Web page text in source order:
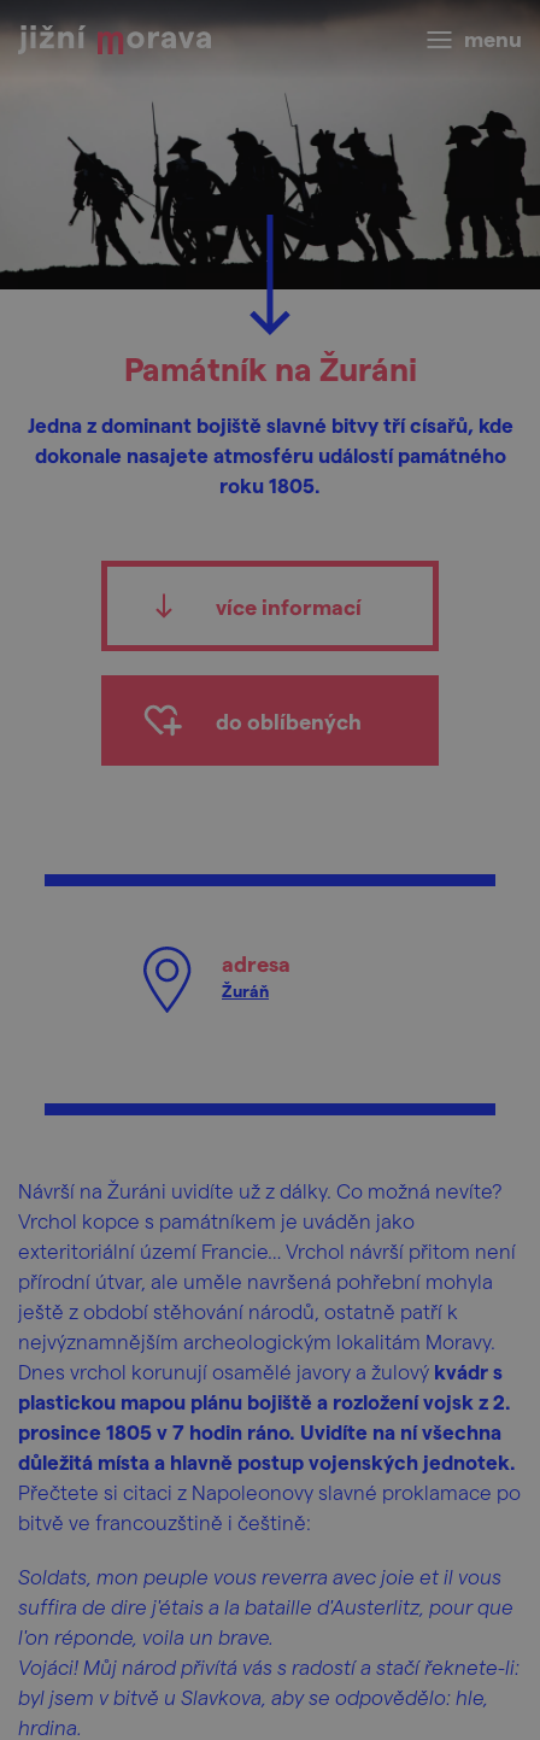
menu
Památník na Žuráni
Jedna z dominant bojiště slavné bitvy tří císařů, kde
dokonale nasajete atmosféru událostí památného
roku 1805.
více informací
do oblíbených
adresa
Žuráň
Návrší na Žuráni uvidíte už z dálky. Co možná nevíte?
Vrchol kopce s památníkem je uváděn jako
exteritoriální území Francie… Vrchol návrší přitom není
přírodní útvar, ale uměle navršená pohřební mohyla
ještě z období stěhování národů, ostatně patří k
nejvýznamnějším archeologickým lokalitám Moravy.
Dnes vrchol korunují osamělé javory a žulový kvádr s
plastickou mapou plánu bojiště a rozložení vojsk z 2.
prosince 1805 v 7 hodin ráno. Uvidíte na ní všechna
důležitá místa a hlavně postup vojenských jednotek.
Přečtete si citaci z Napoleonovy slavné proklamace po
bitvě ve francouzštině i češtině:
Soldats, mon peuple vous reverra avec joie et il vous
suffira de dire j'étais a la bataille d'Austerlitz, pour que
l'on réponde, voila un brave.
Vojáci! Můj národ přivítá vás s radostí a stačí řeknete-li:
byl jsem v bitvě u Slavkova, aby se odpovědělo: hle,
hrdina.